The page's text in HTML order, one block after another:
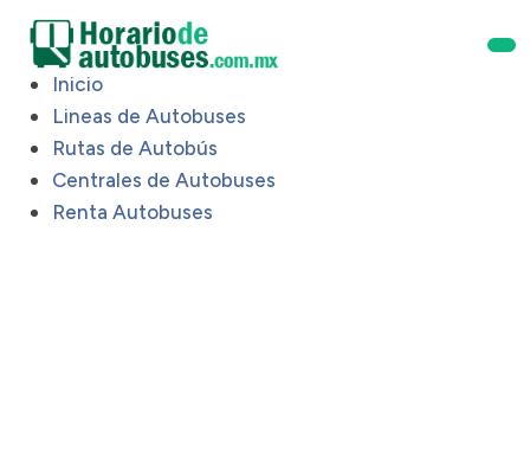
Inicio
Lineas de Autobuses
Rutas de Autobús
Centrales de Autobuses
Renta Autobuses